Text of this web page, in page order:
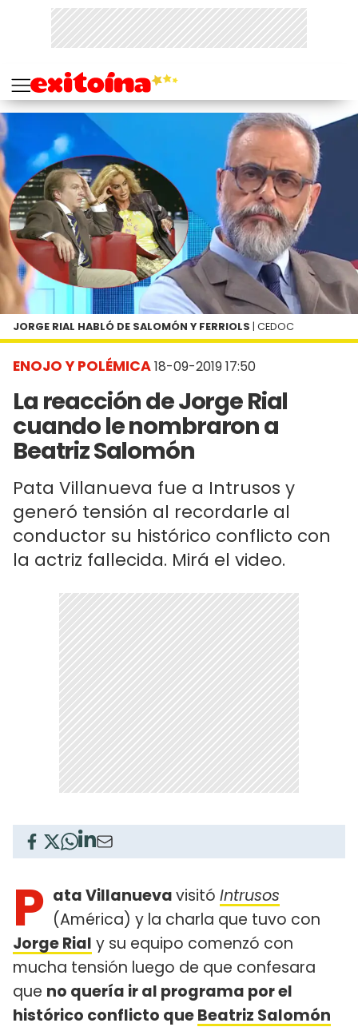
ENOJO Y POLÉMICA18-09-2019 17:50
La reacción de Jorge Rial
cuando le nombraron a
Beatriz Salomón
Pata Villanueva fue a Intrusos y
generó tensión al recordarle al
conductor su histórico conflicto con
la actriz fallecida. Mirá el video.
JORGE RIAL HABLÓ DE SALOMÓN Y FERRIOLS | CEDOC
P ata Villanuevavisitó Intrusos
(América) y la charla que tuvo con
Jorge Rial y su equipo comenzó con
mucha tensión luego de que confesara
que no quería ir al programa por el
histórico conflicto queBeatriz Salomón